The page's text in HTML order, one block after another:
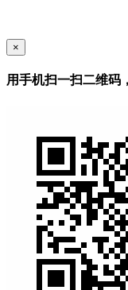
×
用手机扫一扫二维码